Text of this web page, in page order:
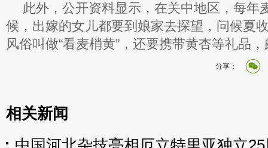
此外，公开资料显示，在关中地区，每年
候，出嫁的女儿都要到娘家去探望，问候夏
风俗叫做“看麦梢黄”，还要携带黄杏等礼品
分享：
相关新闻